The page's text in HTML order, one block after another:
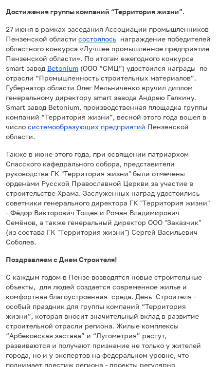
Достижения группы компаний “Территория жизни”.
27 июня в рамках заседания Ассоциации промышленников
Пензенской области состоялось награждение победителей
областного конкурса «Лучшее промышленное предприятие
Пензенской области». По итогам ежегодного конкурса
smart завод Betonium (ООО “СМЦ”) удостоился награды по
отрасли “Промышленность строительных материалов”.
Губернатор области Олег Мельниченко вручил диплом
генеральному директору smart завода Андрею Галкину.
Smart завод Betonium, производственная площадка группы
компаний “Территория жизни”, весной этого года вошел в
число системообразующих предприятий Пензенской
области.
Также в июне этого года, при освящении патриархом
Спасского кафедрального собора, представители
руководства ГК "Территория жизни" были отмечены
орденами Русской Православной Церкви за участие в
строительстве Храма. Заслуженных наград удостоились
советники генерального директора ГК "Территория жизни"
- Фёдор Викторович Тощев и Роман Владимирович
Семёнов, а также генеральный директор ООО "Заказчик"
(из состава ГК "Территория жизни") Сергей Васильевич
Соболев.
Поздравляем с Днем Строителя!
С каждым годом в Пензе возводятся новые строительные
объекты, для людей создается современное жилье и
комфортная благоустроенная среда. День Строителя -
особый праздник для группы компаний “Территория
жизни”, которая вносит значительный вклад в развитие
строительной отрасли региона. Жилые комплексы
“Арбековская застава” и “Лугометрия” растут,
развиваются и получают признание не только у жителей
города, но и у экспертов на федеральном уровне, что
поднимает престиж региона - проекты регулярно